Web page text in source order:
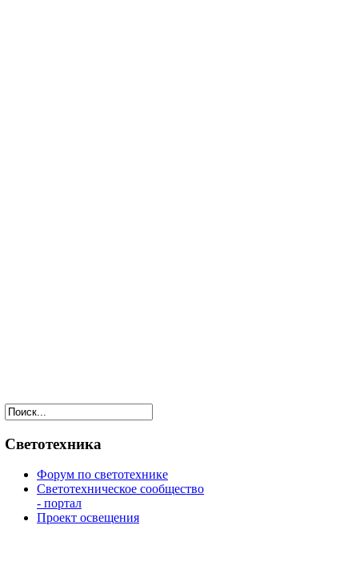
Светотехника
Форум по светотехнике
Светотехническое сообщество
- портал
Проект освещения